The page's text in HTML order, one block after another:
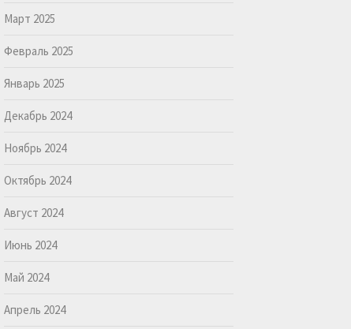
Март 2025
Февраль 2025
Январь 2025
Декабрь 2024
Ноябрь 2024
Октябрь 2024
Август 2024
Июнь 2024
Май 2024
Апрель 2024